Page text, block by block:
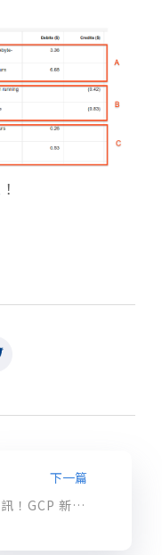
！
下一篇
快訊！GCP 新增日本東京機房